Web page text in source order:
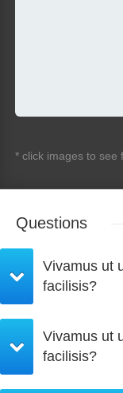
* click images to see
Questions
Vivamus ut
facilisis?
Vivamus ut
facilisis?